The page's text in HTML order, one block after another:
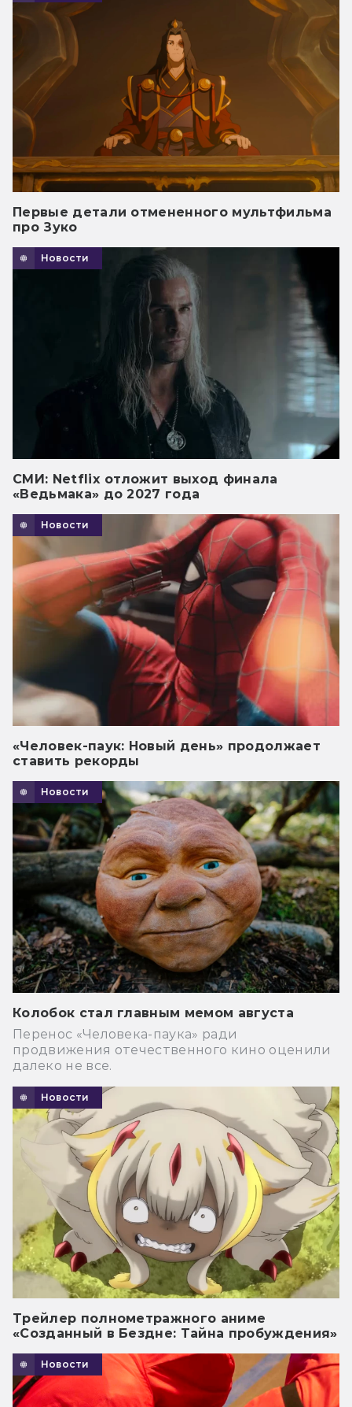
Первые детали отмененного мультфильма
про Зуко
Новости
СМИ: Netflix отложит выход финала
«Ведьмака» до 2027 года
Новости
«Человек-паук: Новый день» продолжает
ставить рекорды
Новости
Колобок стал главным мемом августа
Перенос «Человека-паука» ради
продвижения отечественного кино оценили
далеко не все.
Новости
Трейлер полнометражного аниме
«Созданный в Бездне: Тайна пробуждения»
Новости